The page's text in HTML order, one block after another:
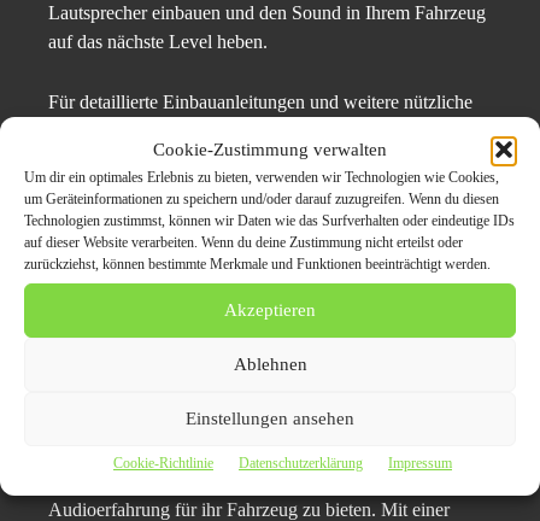
Cookie-Zustimmung verwalten
Um dir ein optimales Erlebnis zu bieten, verwenden wir Technologien wie Cookies,
um Geräteinformationen zu speichern und/oder darauf zuzugreifen. Wenn du diesen
Technologien zustimmst, können wir Daten wie das Surfverhalten oder eindeutige IDs
auf dieser Website verarbeiten. Wenn du deine Zustimmung nicht erteilst oder
zurückziehst, können bestimmte Merkmale und Funktionen beeinträchtigt werden.
Akzeptieren
Ablehnen
Einstellungen ansehen
Cookie-Richtlinie Datenschutzerklärung Impressum
Lautsprecher einbauen und den Sound in Ihrem Fahrzeug
auf das nächste Level heben.
Für detaillierte Einbauanleitungen und weitere nützliche
bitte unseren Bereich „Experten-Tipps für den Auto-
Lautsprecher Einbau“ auf unserer Website auto-
lautsprecher.eu. Dort finden Sie umfassende Schritt-für-
Schritt-Anleitungen und professionelle Ratschläge, die
Ihnen dabei helfen, das volle Potenzial Ihrer neuen Hertz
Lautsprecher zu entfalten. Unser Ziel ist es, Ihnen nicht
nur hochwertige Produkte anzubieten, sondern auch das
nötige Know-how, um diese optimal in Ihrem Fahrzeug
Audioerfahrung für ihr Fahrzeug zu bieten. Mit einer